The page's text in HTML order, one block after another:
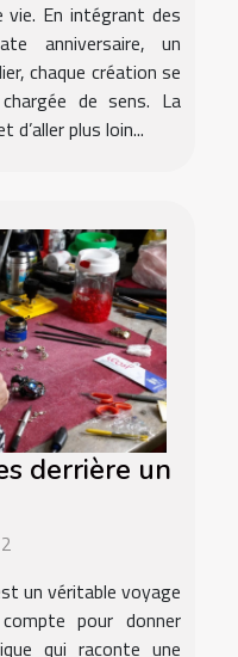
vie. En intégrant des
anniversaire, un
chaque création se
de sens. La
d’aller plus loin...
derrière un
un véritable voyage
pour donner
qui raconte une